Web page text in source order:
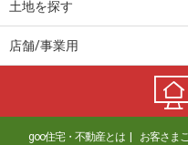
土地を探す
店舗/事業用
goo住宅・不動産とは お客さま